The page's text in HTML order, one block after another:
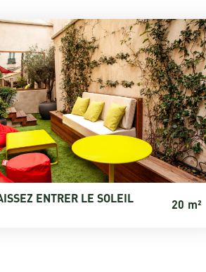
ENTRER LE SOLEIL
20 m²